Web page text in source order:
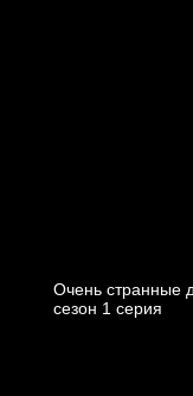
Очень странные
cезон 1 cерия